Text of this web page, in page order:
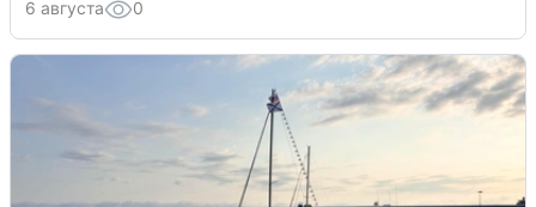
6 августа 0